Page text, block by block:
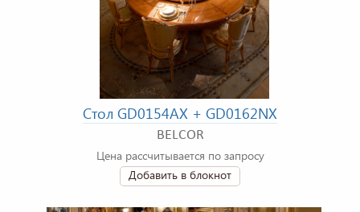
Стол GD0154AX + GD0162NX
BELCOR
Цена рассчитывается по запросу
Добавить в блокнот